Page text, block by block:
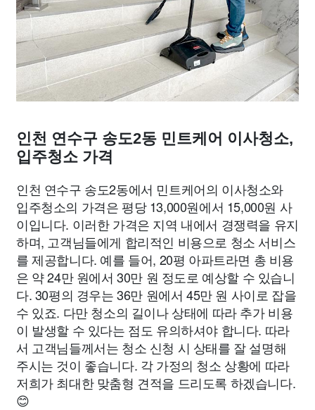
인천 연수구 송도2동 민트케어 이사청소,
입주청소 가격
인천 연수구 송도2동에서 민트케어의 이사청소와
입주청소의 가격은 평당 13,000원에서 15,000원 사
이입니다. 이러한 가격은 지역 내에서 경쟁력을 유지
하며, 고객님들에게 합리적인 비용으로 청소 서비스
를 제공합니다. 예를 들어, 20평 아파트라면 총 비용
은 약 24만 원에서 30만 원 정도로 예상할 수 있습니
다. 30평의 경우는 36만 원에서 45만 원 사이로 잡을
수 있죠. 다만 청소의 길이나 상태에 따라 추가 비용
이 발생할 수 있다는 점도 유의하셔야 합니다. 따라
서 고객님들께서는 청소 신청 시 상태를 잘 설명해
주시는 것이 좋습니다. 각 가정의 청소 상황에 따라
저희가 최대한 맞춤형 견적을 드리도록 하겠습니다.
😊